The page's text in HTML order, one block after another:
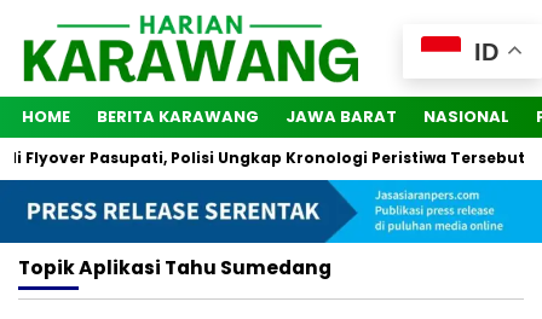
HOME BERITA KARAWANG JAWA BARAT NASIONAL
Flyover Pasupati, Polisi Ungkap Kronologi Peristiwa Tersebut
TopikAplikasi Tahu Sumedang
ID